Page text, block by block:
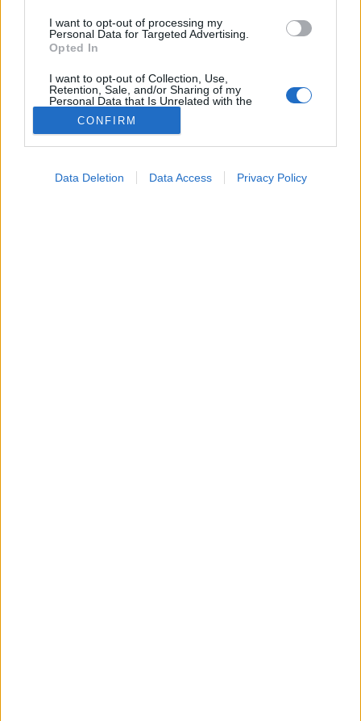
I want to opt-out of processing my
Personal Data for Targeted Advertising.
Opted In
I want to opt-out of Collection, Use,
Retention, Sale, and/or Sharing of my
Personal Data that Is Unrelated with the
Purposes for which it was collected.
Opted Out
CONFIRM
Data Deletion Data Access Privacy Policy
Betegségek
2026. május 17. 16:54